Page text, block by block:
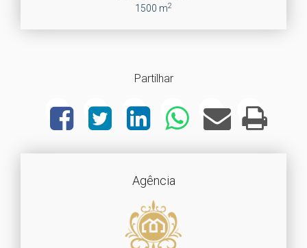
1500 m2
Partilhar
Agência